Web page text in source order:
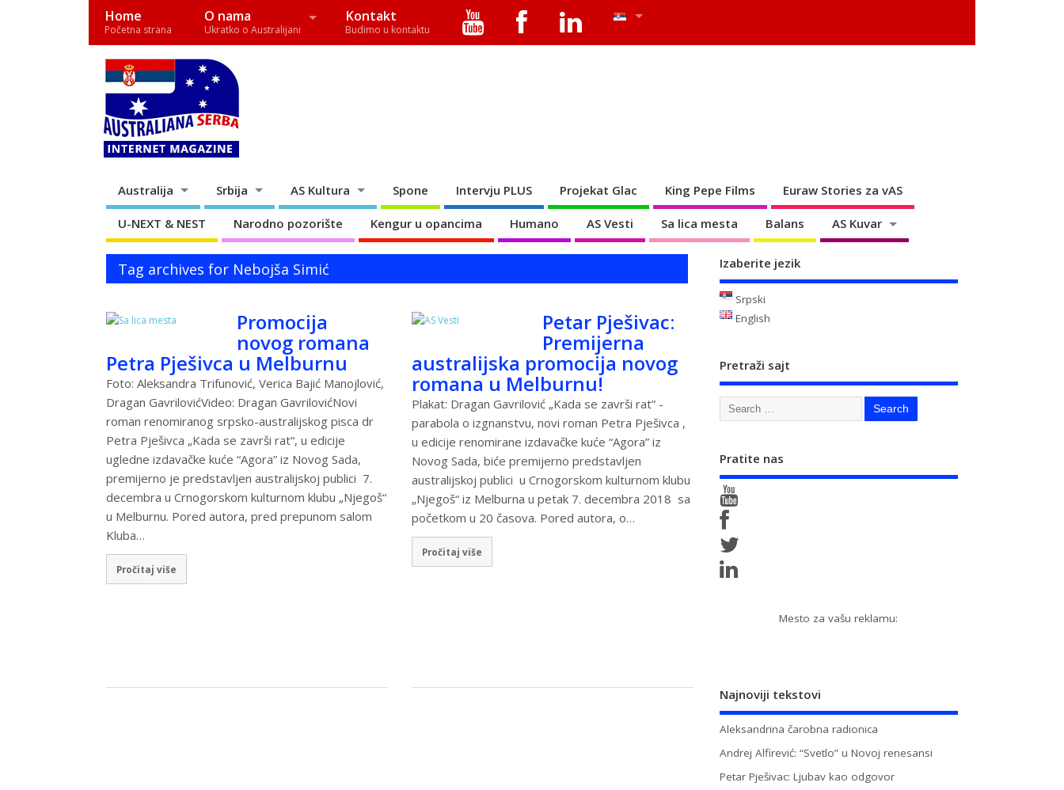
Home
Početna strana
O nama
Ukratko o Australijani
Kontakt
Budimo u kontaktu
Australija Srbija AS Kultura Spone Intervju PLUS Projekat Glac King Pepe Films Euraw Stories za vAS
U-NEXT & NEST Narodno pozorište Kengur u opancima Humano AS Vesti Sa lica mesta Balans AS Kuvar
Tag archives for Nebojša Simić
Promocija
novog romana
Petra Pješivca u Melburnu
Foto: Aleksandra Trifunović, Verica Bajić Manojlović,
Dragan GavrilovićVideo: Dragan GavrilovićNovi
roman renomiranog srpsko-australijskog pisca dr
Petra Pješivca „Kada se završi rat“, u edicije
ugledne izdavačke kuće “Agora” iz Novog Sada,
premijerno je predstavljen australijskoj publici 7.
decembra u Crnogorskom kulturnom klubu „Njegoš“
u Melburnu. Pored autora, pred prepunom salom
Kluba…
Pročitaj više
Petar Pješivac:
Premijerna
australijska promocija novog
romana u Melburnu!
Plakat: Dragan Gavrilović „Kada se završi rat” -
parabola o izgnanstvu, novi roman Petra Pješivca ,
u edicije renomirane izdavačke kuće “Agora” iz
Novog Sada, biće premijerno predstavljen
australijskoj publici u Crnogorskom kulturnom klubu
„Njegoš“ iz Melburna u petak 7. decembra 2018 sa
početkom u 20 časova. Pored autora, o…
Pročitaj više
Izaberite jezik
Srpski
English
Pretraži sajt
Pratite nas
Mesto za vašu reklamu:
Najnoviji tekstovi
Aleksandrina čarobna radionica
Andrej Alfirević: “Svetlo” u Novoj renesansi
Petar Pješivac: Ljubav kao odgovor